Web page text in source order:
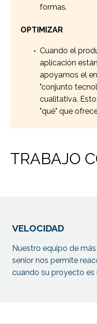
formas.
OPTIMIZAR
Cuando el
aplicación
apoyamos el
"conjunto
cualitativa.
"qué" que
TRABAJO
VELOCIDAD
Nuestro equipo de
senior nos permite
cuando su proyecto es